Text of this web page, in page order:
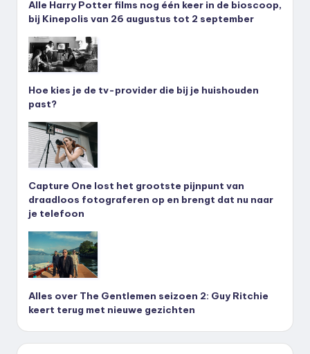
Alle Harry Potter films nog één keer in de bioscoop,
bij Kinepolis van 26 augustus tot 2 september
Hoe kies je de tv-provider die bij je huishouden
past?
Capture One lost het grootste pijnpunt van
draadloos fotograferen op en brengt dat nu naar
je telefoon
Alles over The Gentlemen seizoen 2: Guy Ritchie
keert terug met nieuwe gezichten